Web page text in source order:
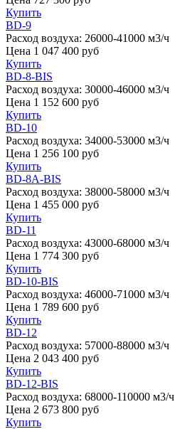
Купить
BD-9
Расход воздуха: 26000-41000 м3/ч
Цена 1 047 400 руб
Купить
BD-8-BIS
Расход воздуха: 30000-46000 м3/ч
Цена 1 152 600 руб
Купить
BD-10
Расход воздуха: 34000-53000 м3/ч
Цена 1 256 100 руб
Купить
BD-8A-BIS
Расход воздуха: 38000-58000 м3/ч
Цена 1 455 000 руб
Купить
BD-11
Расход воздуха: 43000-68000 м3/ч
Цена 1 774 300 руб
Купить
BD-10-BIS
Расход воздуха: 46000-71000 м3/ч
Цена 1 789 600 руб
Купить
BD-12
Расход воздуха: 57000-88000 м3/ч
Цена 2 043 400 руб
Купить
BD-12-BIS
Расход воздуха: 68000-110000 м3/ч
Цена 2 673 800 руб
Купить